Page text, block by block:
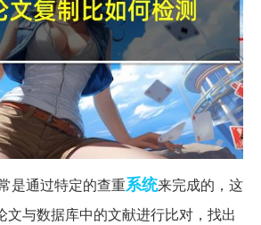
是通过特定的查重系统来完成的，这
文与数据库中的文献进行比对，找出